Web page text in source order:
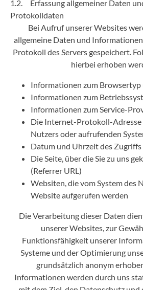
1.2. Erfassung allgemeiner Daten
Protokolldaten
Bei Aufruf unserer Websites
allgemeine Daten und
Protokoll des Servers gespeichert.
hierbei erhoben
Informationen zum Browsertyp
Informationen zum
Informationen zum Service-
Die Internet-Protokoll-Adresse
Nutzers oder aufrufenden
Datum und Uhrzeit des Zugriffs
Die Seite, über die Sie zu uns
(Referrer URL)
Websiten, die vom System des
Website aufgerufen werden
Die Verarbeitung dieser Daten
unserer Websites, zur
Funktionsfähigkeit unserer
Systeme und der Optimierung
grundsätzlich anonym
Informationen werden durch uns